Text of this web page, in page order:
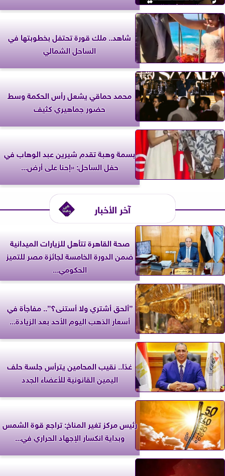
شاهد.. ملك قورة تحتفل بخطوبتها في
الساحل الشمالي
محمد حماقي يشعل رأس الحكمة وسط
حضور جماهيري كثيف
بسمة وهبة تقدم شيرين عبد الوهاب في
حفل الساحل: «إحنا على أرض...
آخر الأخبار
صحة القاهرة تتأهل للزيارات الميدانية
ضمن الدورة الخامسة لجائزة مصر للتميز
الحكومي...
”ألحق أشتري ولا أستنى؟”.. مفاجأة في
أسعار الذهب اليوم الأحد بعد الزيادة...
غدًا.. نقيب المحامين يترأس جلسة حلف
اليمين القانونية للأعضاء الجدد
رئيس مركز تغير المناخ: تراجع قوة الشمس
وبداية انكسار الإجهاد الحراري في...